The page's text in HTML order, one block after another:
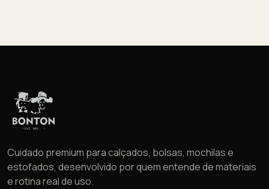
Cuidado premium para calçados, bolsas, mochilas e
estofados, desenvolvido por quem entende de materiais
e rotina real de uso.